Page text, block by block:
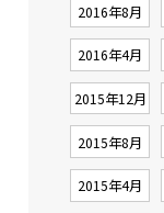
2016年8月
2016年4月
2015年12月
2015年8月
2015年4月